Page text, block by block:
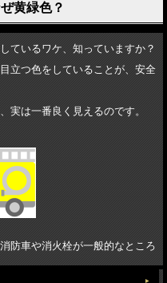
黄緑色？
ているワケ、知っていますか？
立つ色をしていることが、安全
実は一番良く見えるのです。
防車や消火栓が一般的なところ